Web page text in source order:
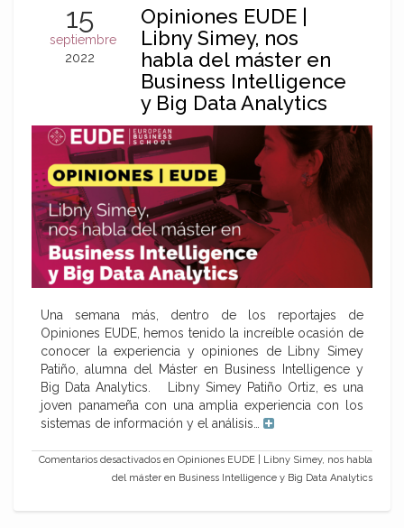
15
septiembre
2022
Opiniones EUDE |
Libny Simey, nos
habla del máster en
Business Intelligence
y Big Data Analytics
Una semana más, dentro de los reportajes de
Opiniones EUDE, hemos tenido la increíble ocasión de
conocer la experiencia y opiniones de Libny Simey
Patiño, alumna del Máster en Business Intelligence y
Big Data Analytics. Libny Simey Patiño Ortiz, es una
joven panameña con una amplia experiencia con los
sistemas de información y el análisis…
Comentarios desactivados en Opiniones EUDE | Libny Simey, nos habla
del máster en Business Intelligence y Big Data Analytics